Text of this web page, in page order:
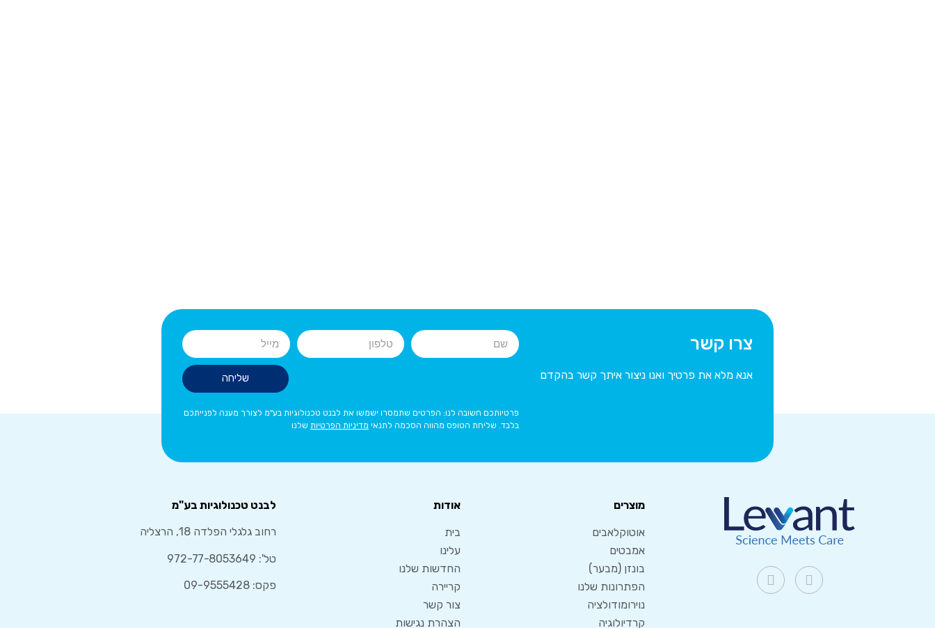
צרו קשר
אנא מלא את פרטיך ואנו ניצור איתך קשר בהקדם שליחה
פרטיותכם חשובה לנו: הפרטים שתמסרו ישמשו את לבנט טכנולוגיות בע"מ לצורך מענה לפנייתכם
בלבד. שליחת הטופס מהווה הסכמה לתנאי מדיניות הפרטיות שלנו
מוצרים
אוטוקלאבים
אמבטים
בונזן (מבער)
הפתרונות שלנו
נוירומודולציה
קרדיולוגיה
אודות
בית
עלינו
החדשות שלנו
קריירה
צור קשר
הצהרת נגישות
לבנט טכנולוגיות בע"מ
רחוב גלגלי הפלדה 18, הרצליה
טל': 972-77-8053649
פקס: 09-9555428